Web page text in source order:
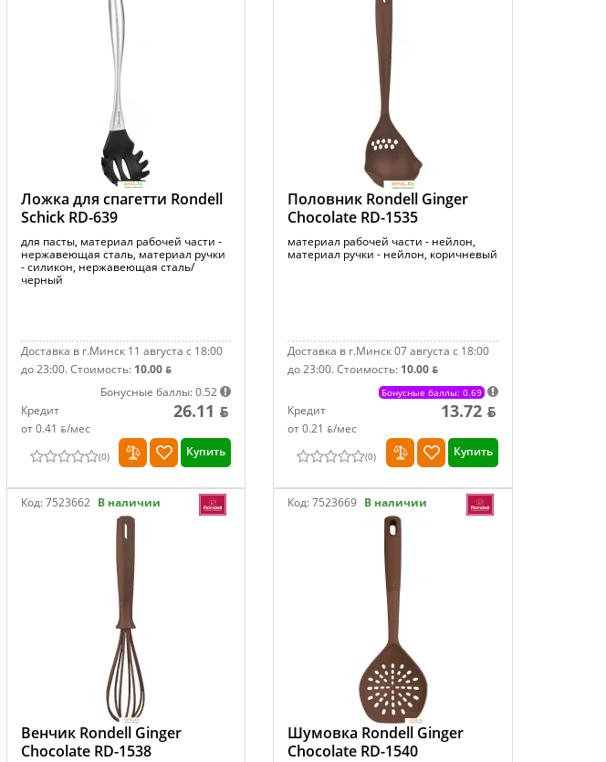
Ложка для спагетти Rondell
Schick RD-639
для пасты, материал рабочей части -
нержавеющая сталь, материал ручки
- силикон, нержавеющая сталь/
черный
Доставка в г.Минск 11 августа с 18:00
до 23:00.Стоимость: 10.00 ƃ
Бонусные баллы: 0.52
Кредит
от 0.41 ƃ/мec
26.11 ƃ
(0) Купить
Половник Rondell Ginger
Chocolate RD-1535
материал рабочей части - нейлон,
материал ручки - нейлон, коричневый
Доставка в г.Минск 07 августа с 18:00
до 23:00.Стоимость: 10.00 ƃ
Бонусные баллы: 0.69
Кредит
от 0.21 ƃ/мec
13.72 ƃ
(0) Купить
Код:7523662 В наличии
Венчик Rondell Ginger
Chocolate RD-1538
Код:7523669 В наличии
Шумовка Rondell Ginger
Chocolate RD-1540